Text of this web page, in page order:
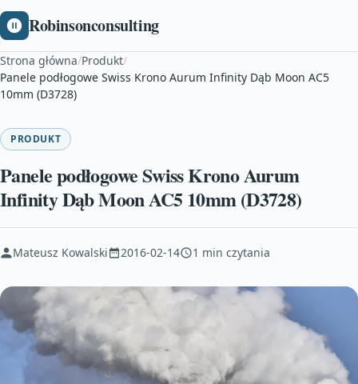
Robinsonconsulting
Strona główna/Produkt/
Panele podłogowe Swiss Krono Aurum Infinity Dąb Moon AC5
10mm (D3728)
PRODUKT
Panele podłogowe Swiss Krono Aurum
Infinity Dąb Moon AC5 10mm (D3728)
Mateusz Kowalski 2016-02-14 1 min czytania